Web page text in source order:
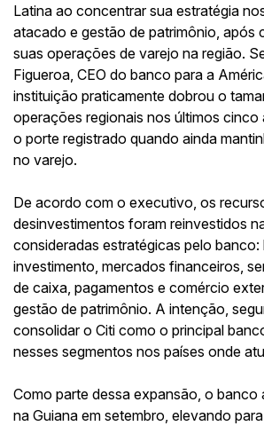
Latina ao concentrar sua estratégia
atacado e gestão de patrimônio, após
suas operações de varejo na região.
Figueroa, CEO do banco para a
instituição praticamente dobrou o
operações regionais nos últimos cinco
o porte registrado quando ainda
no varejo.
De acordo com o executivo, os
desinvestimentos foram reinvestidos
consideradas estratégicas pelo
investimento, mercados financeiros,
de caixa, pagamentos e comércio
gestão de patrimônio. A intenção,
consolidar o Citi como o principal
nesses segmentos nos países onde
Como parte dessa expansão, o banco
na Guiana em setembro, elevando